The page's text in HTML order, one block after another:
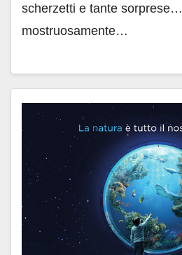
scherzetti e tante sorprese…
mostruosamente…